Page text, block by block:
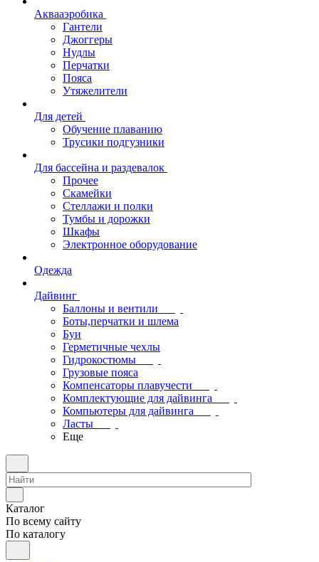
Аквааэробика
Гантели
Джоггеры
Нудлы
Перчатки
Пояса
Утяжелители
Для детей
Обучение плаванию
Трусики подгузники
Для бассейна и раздевалок
Прочее
Скамейки
Стеллажи и полки
Тумбы и дорожки
Шкафы
Электронное оборудование
Одежда
Дайвинг
Баллоны и вентили
Боты,перчатки и шлема
Буи
Герметичные чехлы
Гидрокостюмы
Грузовые пояса
Компенсаторы плавучести
Комплектующие для дайвинга
Компьютеры для дайвинга
Ласты
Еще
Каталог
По всему сайту
По каталогу